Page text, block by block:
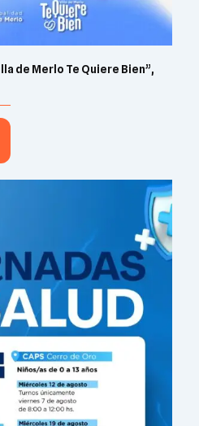
de Merlo Te Quiere Bien”,